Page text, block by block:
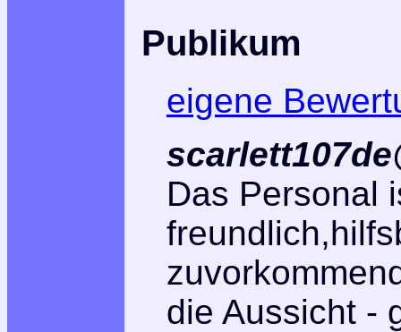
Publikum
eigene
Das Personal
die Aussicht -